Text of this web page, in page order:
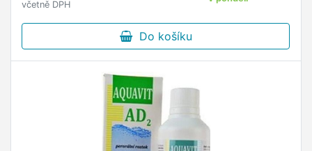
včetně DPH
Do košíku